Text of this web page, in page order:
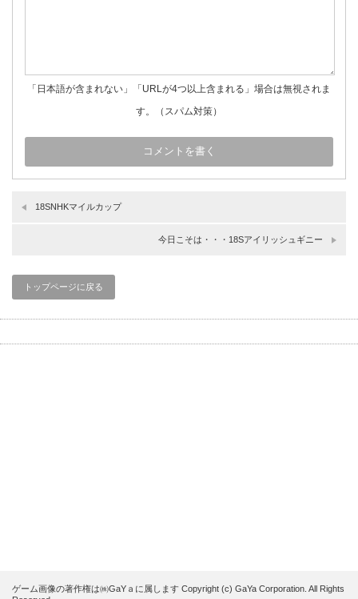
「日本語が含まれない」「URLが4つ以上含まれる」場合は無視されま
す。（スパム対策）
18SNHKマイルカップ
今日こそは・・・18Sアイリッシュギニー
トップページに戻る
ゲーム画像の著作権は㈱GaYａに属します Copyright (c) GaYa Corporation. All Rights